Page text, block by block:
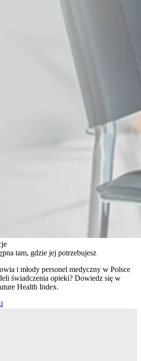
tam, gdzie jej potrzebujesz
i młody personel medyczny w Polsce
świadczenia opieki? Dowiedz się w
Health Index.